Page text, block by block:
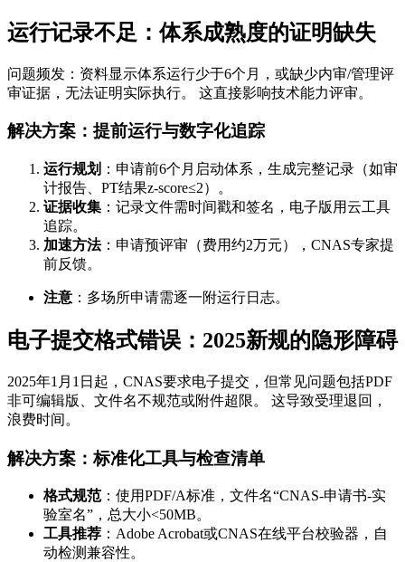
运行记录不足：体系成熟度的证明缺失
问题频发：资料显示体系运行少于6个月，或缺少内审/管理评
审证据，无法证明实际执行。 这直接影响技术能力评审。
解决方案：提前运行与数字化追踪
运行规划 ：申请前6个月启动体系，生成完整记录（如审
计报告、PT结果z-score≤2）。
证据收集 ：记录文件需时间戳和签名，电子版用云工具
追踪。
加速方法：申请预评审（费用约2万元），CNAS专家提
前反馈。
注意 ：多场所申请需逐一附运行日志。
电子提交格式错误：2025新规的隐形障碍
2025年1月1日起，CNAS要求电子提交，但常见问题包括PDF
非可编辑版、文件名不规范或附件超限。 这导致受理退回，
浪费时间。
解决方案：标准化工具与检查清单
格式规范：使用PDF/A标准，文件名“CNAS-申请书-实
验室名”，总大小<50MB。
工具推荐 ：Adobe Acrobat或CNAS在线平台校验器，自
动检测兼容性。